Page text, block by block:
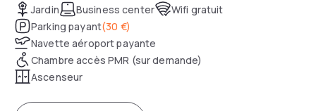
Jardin
Business center
Wifi gratuit
Parking payant(30 €)
Navette aéroport payante
Chambre accès PMR (sur demande)
Ascenseur